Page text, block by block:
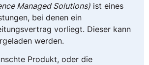
Managed Solutions) ist eines
bei denen ein
vorliegt. Dieser kann
werden.
Produkt, oder die